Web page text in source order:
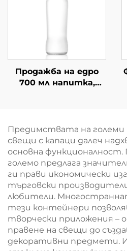
Продажба на едро
700 мл напитка,
Предимствата на големи
свещи с капаци далеч
основна функционалност.
големо предлага
ги прави икономически
търговски
любители.
тези контейнери
творчески приложения –
правене на свещи до
декоративни предмети.